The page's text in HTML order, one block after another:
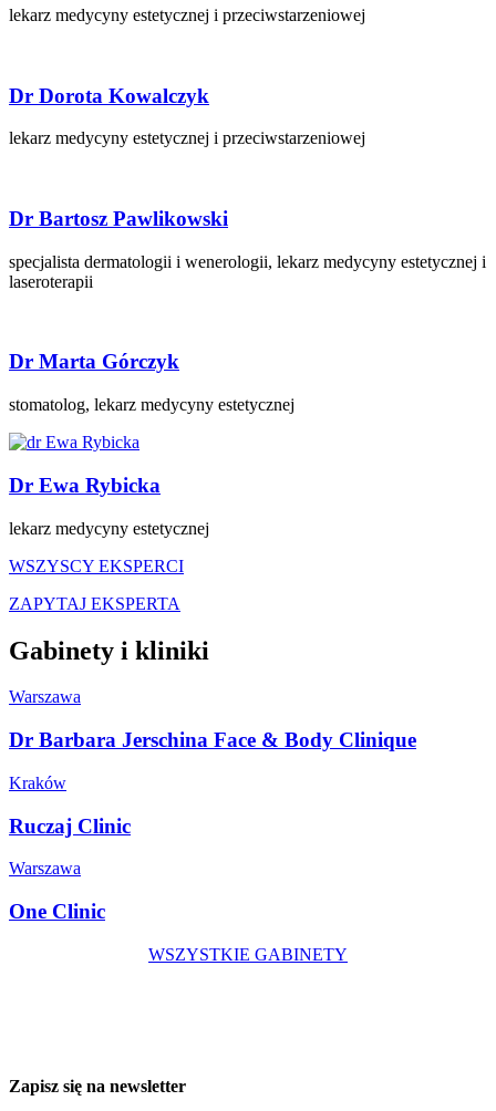
lekarz medycyny estetycznej i przeciwstarzeniowej
Dr Dorota Kowalczyk
lekarz medycyny estetycznej i przeciwstarzeniowej
Dr Bartosz Pawlikowski
specjalista dermatologii i wenerologii, lekarz medycyny estetycznej i
laseroterapii
Dr Marta Górczyk
stomatolog, lekarz medycyny estetycznej
Dr Ewa Rybicka
lekarz medycyny estetycznej
WSZYSCY EKSPERCI
ZAPYTAJ EKSPERTA
Gabinety i kliniki
Warszawa
Dr Barbara Jerschina Face & Body Clinique
Kraków
Ruczaj Clinic
Warszawa
One Clinic
WSZYSTKIE GABINETY
Zapisz się na newsletter